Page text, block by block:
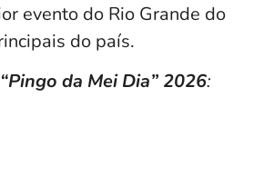
evento do Rio Grande do
do país.
da Mei Dia” 2026: